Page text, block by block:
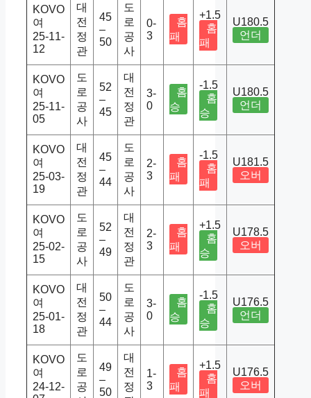
KOVO
여
25-11-
12
대
전
정
관
45
–
50
도
로
공
사
0-
3
홈
패
+1.5
홈
패
U180.5
언더
KOVO
여
25-11-
05
도
로
공
사
52
–
45
대
전
정
관
3-
0
홈
승
-1.5
홈
승
U180.5
언더
KOVO
여
25-03-
19
대
전
정
관
45
–
44
도
로
공
사
2-
3
홈
패
-1.5
홈
패
U181.5
오버
KOVO
여
25-02-
15
도
로
공
사
52
–
49
대
전
정
관
2-
3
홈
패
+1.5
홈
승
U178.5
오버
KOVO
여
25-01-
18
대
전
정
관
50
–
44
도
로
공
사
3-
0
홈
승
-1.5
홈
승
U176.5
언더
KOVO
여
24-12-
도
로
공
49
–
50
대
전
정
1-
3
홈
패
+1.5
홈
패
U176.5
오버